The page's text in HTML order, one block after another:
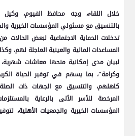
خلال اللقاء، وجه محافظ الفيوم، وكيل
بالتنسيق مع مسئولي المؤسسات الخيرية
تدخلات الحماية الاجتماعية لبعض الحالات من
المساعدات المالية والعينية العاجلة لهم،
لبيان مدى إمكانية منحها معاشات
وكرامة"، بما يسهم في توفير الحياة
كاهلهم، والتنسيق مع الجهات ذات
المرخصة للأسر الألى بالرعاية
المؤسسات الخيرية والجمعيات الأهلية،